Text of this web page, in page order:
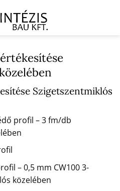
Szigetszentmiklós
profil – 3 fm/db
– 0,5 mm CW100 3-
közelében